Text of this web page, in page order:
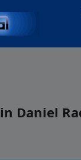
Daniel